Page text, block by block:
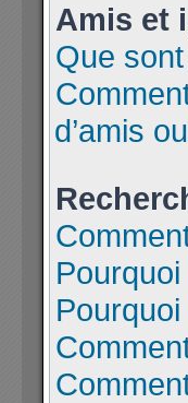
Amis et
Que
d’amis